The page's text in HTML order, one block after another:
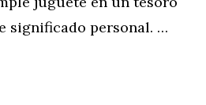
significado personal. …